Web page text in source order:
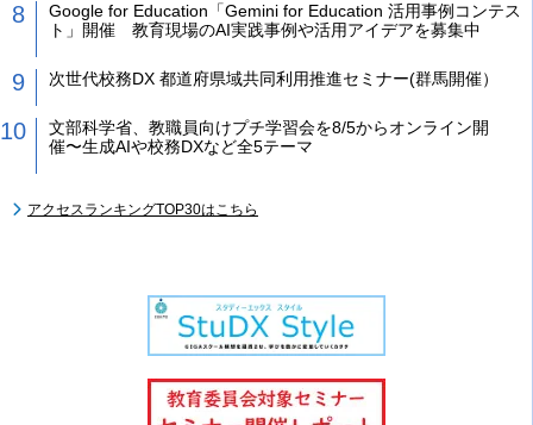
Google for Education「Gemini for Education 活用事例コンテス
ト」開催 教育現場のAI実践事例や活用アイデアを募集中
次世代校務DX 都道府県域共同利用推進セミナー(群馬開催）
文部科学省、教職員向けプチ学習会を8/5からオンライン開
催〜生成AIや校務DXなど全5テーマ
アクセスランキングTOP30はこちら